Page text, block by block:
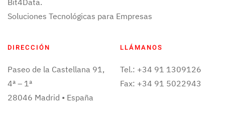
Soluciones Tecnológicas para Empresas
DIRECCIÓN
Paseo de la Castellana 91,
4ª – 1ª
28046 Madrid • España
LLÁMANOS
Tel.: +34 91 1309126
Fax: +34 91 5022943